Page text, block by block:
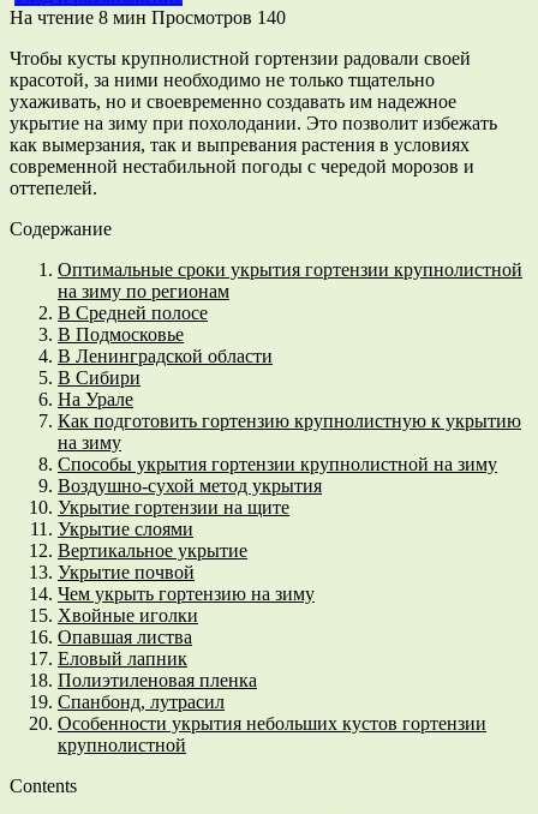
На чтение 8 мин Просмотров 140
Чтобы кусты крупнолистной гортензии радовали своей
красотой, за ними необходимо не только тщательно
ухаживать, но и своевременно создавать им надежное
укрытие на зиму при похолодании. Это позволит избежать
как вымерзания, так и выпревания растения в условиях
современной нестабильной погоды с чередой морозов и
оттепелей.
Содержание
Оптимальные сроки укрытия гортензии крупнолистной
на зиму по регионам
В Средней полосе
В Подмосковье
В Ленинградской области
В Сибири
На Урале
Как подготовить гортензию крупнолистную к укрытию
на зиму
Способы укрытия гортензии крупнолистной на зиму
Воздушно-сухой метод укрытия
Укрытие гортензии на щите
Укрытие слоями
Вертикальное укрытие
Укрытие почвой
Чем укрыть гортензию на зиму
Хвойные иголки
Опавшая листва
Еловый лапник
Полиэтиленовая пленка
Спанбонд, лутрасил
Особенности укрытия небольших кустов гортензии
крупнолистной
Contents